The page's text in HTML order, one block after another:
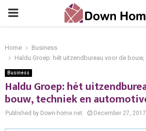
PRIMARY
Home
Business
Haldu Groep: hét uitzendbureau voor de
Business
Haldu Groep: hét
bouw, techniek en
Published by Down-home.net December 27, 2017